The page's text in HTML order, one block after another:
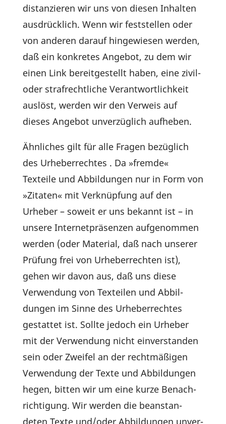
distan­zieren wir uns von diesen Inhalten
ausdrück­lich. Wenn wir fest­stellen oder
von anderen darauf hinge­wiesen werden,
daß ein konkretes Angebot, zu dem wir
einen Link bereit­ge­stellt haben, eine zivil-
oder straf­recht­liche Verant­wort­lich­keit
auslöst, werden wir den Verweis auf
dieses Angebot unver­züg­lich aufheben.
Ähnli­ches gilt für alle Fragen bezüg­lich
des Urhe­ber­rechtes . Da »fremde«
Texteile und Abbil­dungen nur in Form von
»Zitaten« mit Verknüp­fung auf den
Urheber – soweit er uns bekannt ist – in
unsere Inter­net­prä­senzen aufge­nommen
werden (oder Mate­rial, daß nach unserer
Prüfung frei von Urhe­ber­rechten ist),
gehen wir davon aus, daß uns diese
Verwen­dung von Texteilen und Abbil­
dungen im Sinne des Urhe­ber­rechtes
gestattet ist. Sollte jedoch ein Urheber
mit der Verwen­dung nicht einver­standen
sein oder Zweifel an der recht­mä­ßigen
Verwen­dung der Texte und Abbil­dungen
hegen, bitten wir um eine kurze Benach­
rich­ti­gung. Wir werden die bean­stan­
deten Texte und/oder Abbil­dungen unver­